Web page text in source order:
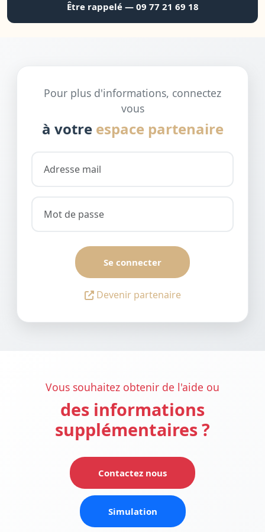
Être rappelé — 09 77 21 69 18
Pour plus d'informations, connectez
vous
à votre espace partenaire
Se connecter
Devenir partenaire
Vous souhaitez obtenir de l'aide ou
des informations
supplémentaires ?
Contactez nous
Simulation